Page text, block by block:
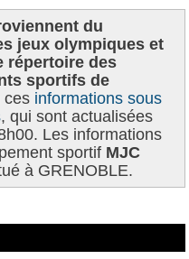
du
jeux olympiques et
répertoire des
sportifs de
ces informations sous
, qui sont actualisées
Les informations
sportif MJC
à GRENOBLE.